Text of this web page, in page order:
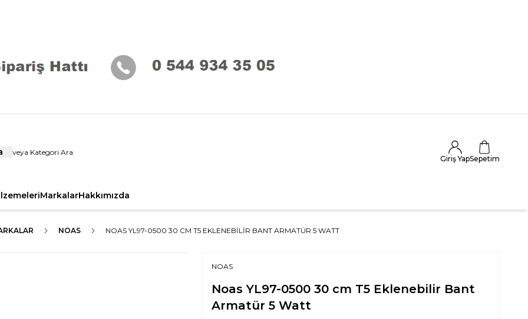
Giriş YapSepetim
MarkalarHakkımızda
NOAS NOAS YL97-0500 30 CM T5 EKLENEBILIR BANT ARMATÜR 5 WATT
NOAS
Noas YL97-0500 30 cm T5 Eklenebilir Bant
Armatür 5 Watt